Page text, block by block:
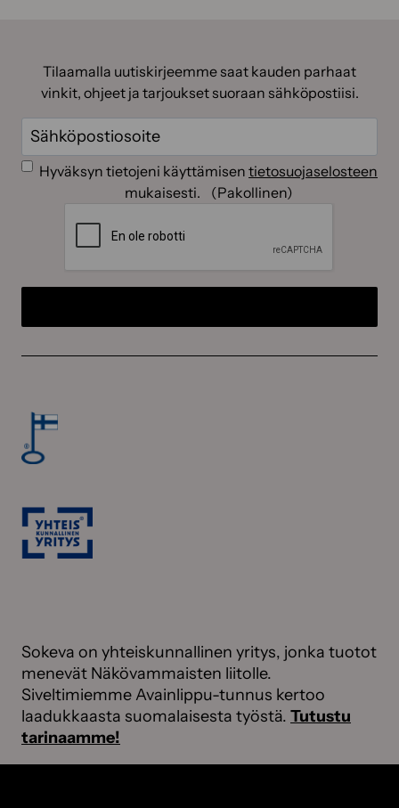
Tilaamalla uutiskirjeemme saat kauden parhaat
vinkit, ohjeet ja tarjoukset suoraan sähköpostiisi.
Sähköposti
(Pakollinen)
Suostumus (Pakollinen)
Hyväksyn tietojeni käyttämisen tietosuojaselosteen
mukaisesti.
(Pakollinen)
Sokeva on yhteiskunnallinen yritys, jonka tuotot
menevät Näkövammaisten liitolle.
Siveltimiemme Avainlippu-tunnus kertoo
laadukkaasta suomalaisesta työstä. Tutustu
tarinaamme!